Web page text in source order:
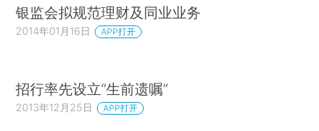
银监会拟规范理财及同业业务
2014年01月16日 APP打开
招行率先设立“生前遗嘱”
2013年12月25日 APP打开